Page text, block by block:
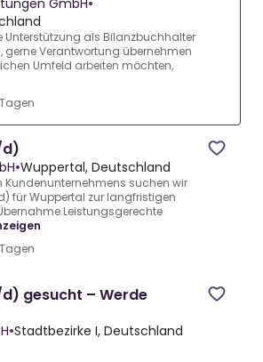
GmbH•
Unterstützung als Bilanzbuchhalter
Verantwortung übernehmen
Umfeld arbeiten möchten,
•Wuppertal, Deutschland
suchen wir
für Wuppertal zur langfristigen
gesucht – Werde
•Stadtbezirke I, Deutschland